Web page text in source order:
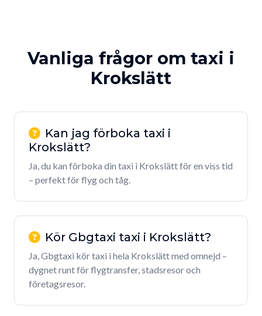
Vanliga frågor om taxi i
Krokslätt
Kan jag förboka taxi i
Krokslätt?
Ja, du kan förboka din taxi i Krokslätt för en viss tid
– perfekt för flyg och tåg.
Kör Gbgtaxi taxi i Krokslätt?
Ja, Gbgtaxi kör taxi i hela Krokslätt med omnejd –
dygnet runt för flygtransfer, stadsresor och
företagsresor.